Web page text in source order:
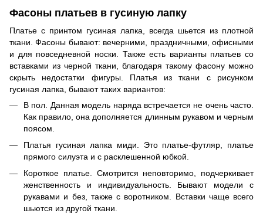
Фасоны платьев в гусиную лапку
Платье с принтом гусиная лапка, всегда шьется из плотной
ткани. Фасоны бывают: вечерними, праздничными, офисными
и для повседневной носки. Также есть варианты платьев со
вставками из черной ткани, благодаря такому фасону можно
скрыть недостатки фигуры. Платья из ткани с рисунком
гусиная лапка, бывают таких вариантов:
В пол. Данная модель наряда встречается не очень часто.
Как правило, она дополняется длинным рукавом и черным
поясом.
Платья гусиная лапка миди. Это платье-футляр, платье
прямого силуэта и с расклешенной юбкой.
Короткое платье. Смотрится неповторимо, подчеркивает
женственность и индивидуальность. Бывают модели с
рукавами и без, также с воротником. Вставки чаще всего
шьются из другой ткани.